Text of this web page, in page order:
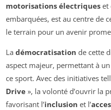
motorisations électriques et
embarquées, est au centre de
le terrain pour un avenir
La démocratisation de cette
aspect majeur, permettant à
ce sport. Avec des initiatives
Drive », la volonté d’ouvrir la
favorisant l’inclusion et l’